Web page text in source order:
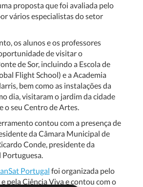
proposta que foi avaliada pelo
vários especialistas do setor
os alunos e os professores
de visitar o
de Sor, incluindo a Escola de
Flight School) e a Academia
bem como as instalações da
dia, visitaram o jardim da cidade
o seu Centro de Artes.
contou com a presença de
da Câmara Municipal de
Conde, presidente da
Portuguesa.
Portugal foi organizada pelo
pela Ciência Viva e contou com o